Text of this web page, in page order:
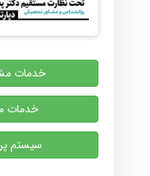
خدمات
خدمات
سیستم